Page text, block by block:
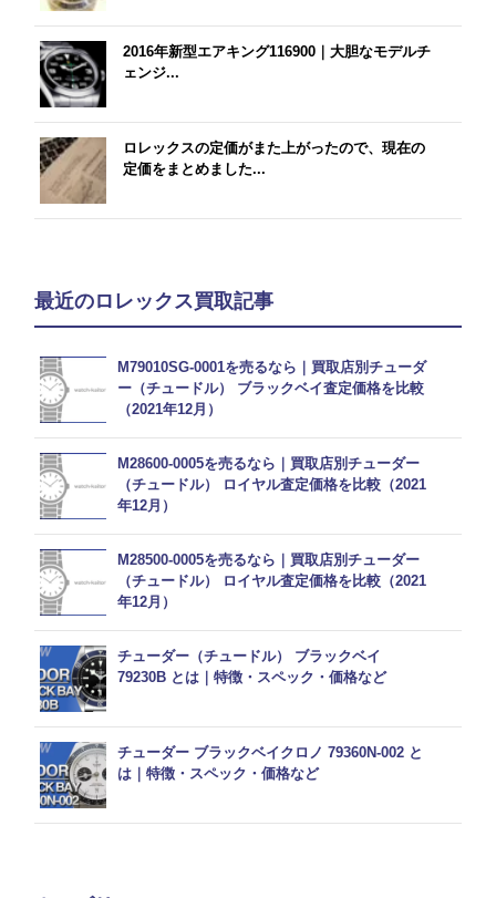
2016年新型エアキング116900｜大胆なモデルチ
ェンジ...
ロレックスの定価がまた上がったので、現在の
定価をまとめました...
最近のロレックス買取記事
M79010SG-0001を売るなら｜買取店別チューダ
ー（チュードル） ブラックベイ査定価格を比較
（2021年12月）
M28600-0005を売るなら｜買取店別チューダー
（チュードル） ロイヤル査定価格を比較（2021
年12月）
M28500-0005を売るなら｜買取店別チューダー
（チュードル） ロイヤル査定価格を比較（2021
年12月）
チューダー（チュードル） ブラックベイ
79230B とは｜特徴・スペック・価格など
チューダー ブラックベイクロノ 79360N-002 と
は｜特徴・スペック・価格など